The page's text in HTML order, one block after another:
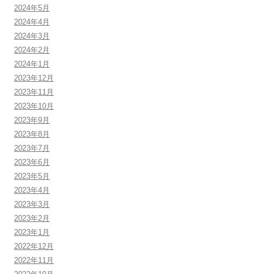
2024年5月
2024年4月
2024年3月
2024年2月
2024年1月
2023年12月
2023年11月
2023年10月
2023年9月
2023年8月
2023年7月
2023年6月
2023年5月
2023年4月
2023年3月
2023年2月
2023年1月
2022年12月
2022年11月